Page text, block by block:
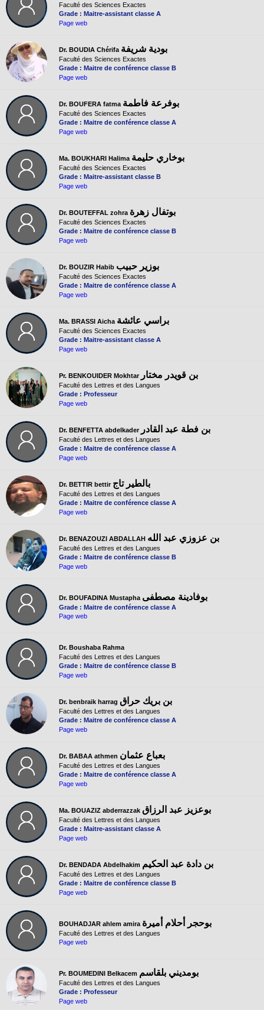
Faculté des Sciences Exactes
Grade : Maitre-assistant classe A
Page web
Dr. BOUDIA Chérifa بودية شريفة
Faculté des Sciences Exactes
Grade : Maitre de conférence classe B
Page web
Dr. BOUFERA fatma بوفرعة فاطمة
Faculté des Sciences Exactes
Grade : Maitre de conférence classe A
Page web
Ma. BOUKHARI Halima بوخاري حليمة
Faculté des Sciences Exactes
Grade : Maitre-assistant classe B
Page web
Dr. BOUTEFFAL zohra بوتفال زهرة
Faculté des Sciences Exactes
Grade : Maitre de conférence classe B
Page web
Dr. BOUZIR Habib بوزير حبيب
Faculté des Sciences Exactes
Grade : Maitre de conférence classe A
Page web
Ma. BRASSI Aicha براسي عائشة
Faculté des Sciences Exactes
Grade : Maitre-assistant classe A
Page web
Pr. BENKOUIDER Mokhtar بن قويدر مختار
Faculté des Lettres et des Langues
Grade : Professeur
Page web
Dr. BENFETTA abdelkader بن فطة عبد القادر
Faculté des Lettres et des Langues
Grade : Maitre de conférence classe A
Page web
Dr. BETTIR bettir بالطير تاج
Faculté des Lettres et des Langues
Grade : Maitre de conférence classe A
Page web
Dr. BENAZOUZI ABDALLAH بن عزوزي عبد الله
Faculté des Lettres et des Langues
Grade : Maitre de conférence classe B
Page web
Dr. BOUFADINA Mustapha بوفادينة مصطفى
Grade : Maitre de conférence classe A
Page web
Dr. Boushaba Rahma
Faculté des Lettres et des Langues
Grade : Maitre de conférence classe B
Page web
Dr. benbraik harrag بن بريك حراق
Faculté des Lettres et des Langues
Grade : Maitre de conférence classe A
Page web
Dr. BABAA athmen بعباع عثمان
Faculté des Lettres et des Langues
Grade : Maitre de conférence classe A
Page web
Ma. BOUAZIZ abderrazzak بوعزيز عبد الرزاق
Faculté des Lettres et des Langues
Grade : Maitre-assistant classe A
Page web
Dr. BENDADA Abdelhakim بن دادة عبد الحكيم
Faculté des Lettres et des Langues
Grade : Maitre de conférence classe B
Page web
BOUHADJAR ahlem amira بوحجر أحلام أميرة
Faculté des Lettres et des Langues
Page web
Pr. BOUMEDINI Belkacem بومديني بلقاسم
Faculté des Lettres et des Langues
Grade : Professeur
Page web